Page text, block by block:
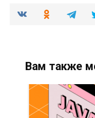
Вам также